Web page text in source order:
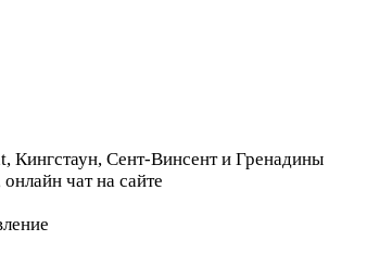
Сент-Винсент и Гренадины
чат на сайте